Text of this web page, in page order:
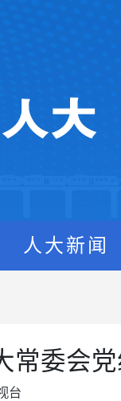
人大新闻
常委会
台